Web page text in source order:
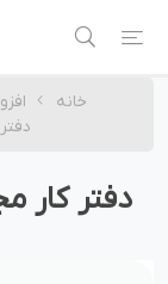
خانه
دفتر کار